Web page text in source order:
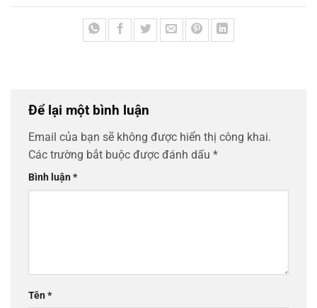
Để lại một bình luận
Email của bạn sẽ không được hiển thị công khai.
Các trường bắt buộc được đánh dấu *
Bình luận*
Tên*